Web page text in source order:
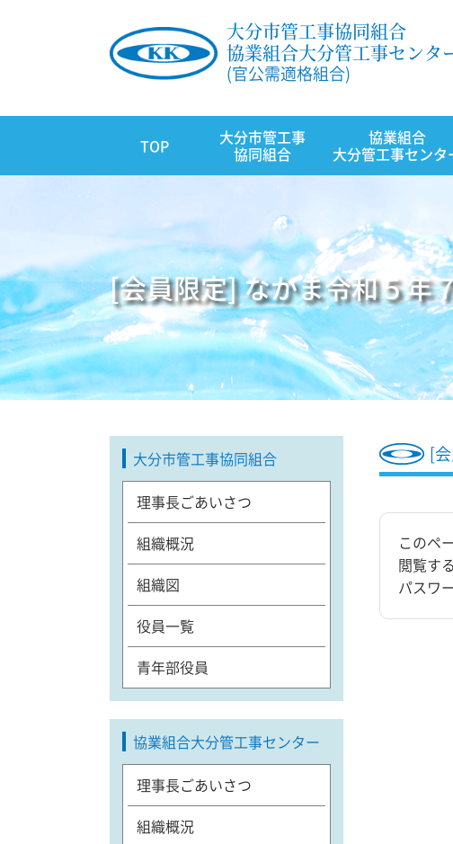
大分市管工事協同組合
協業組合大分管工事センタ
(官公需適格組合)
TOP 大分市管工事
協同組合
協業組合
大分管工事センタ
[会員限定] なかま令和５年
[
このペ
閲覧す
パスワ
大分市管工事協同組合
理事長ごあいさつ
組織概況
組織図
役員一覧
青年部役員
協業組合大分管工事センター
理事長ごあいさつ
組織概況